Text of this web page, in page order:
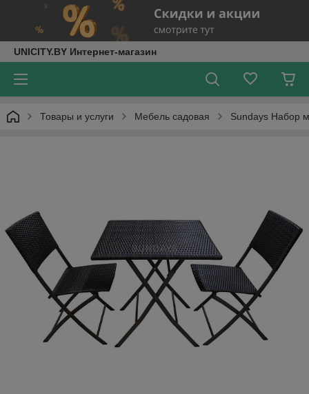
UNICITY.BY Интернет-магазин
Товары и услуги Мебель садовая Sundays Набор